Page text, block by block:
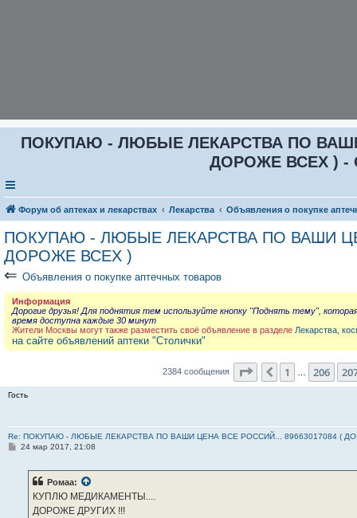
ПОКУПАЮ - ЛЮБЫЕ ЛЕКАРСТВА ПО ВАШИ
ДОРОЖЕ ВСЕХ ) -
Форум об аптеках и лекарствах Лекарства Объявления о покупке
ПОКУПАЮ - ЛЮБЫЕ ЛЕКАРСТВА ПО ВАШИ
ДОРОЖЕ ВСЕХ )
⇐ Объявления о покупке аптечных товаров
Информация
Дорогие друзья! Для поднятия тем используйте кнопку "Поднять тему",
время доступна каждые 30 минут
Жители Москвы могут также разместить своё объявление в разделе Лекарства,
на сайте объявлений аптеки "Столички"
2384 сообщения Страница 208из
Пред.
1 206
Гость
Re: ПОКУПАЮ - ЛЮБЫЕ ЛЕКАРСТВА ПО ВАШИ ЦЕНА ВСЕ РОССИЙ... 89663017084 (
С24 мар 2017, 21:08
Ромаа:
КУПЛЮ МЕДИКАМЕНТЫ....
ДОРОЖЕ ДРУГИХ !!!